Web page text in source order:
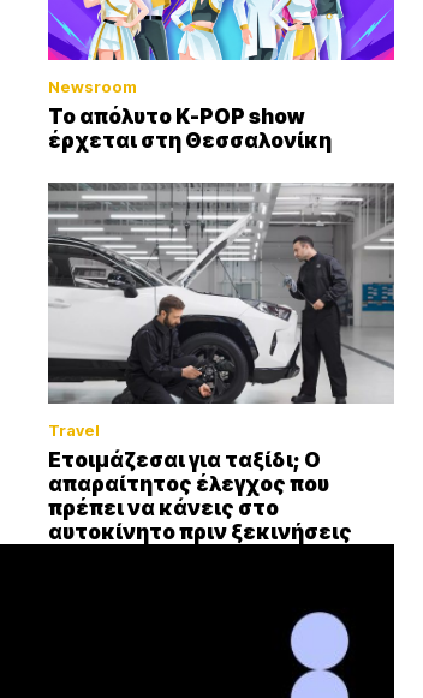
Newsroom
Το απόλυτο K-POP show
έρχεται στη Θεσσαλονίκη
Travel
Ετοιμάζεσαι για ταξίδι; Ο
απαραίτητος έλεγχος που
πρέπει να κάνεις στο
αυτοκίνητο πριν ξεκινήσεις